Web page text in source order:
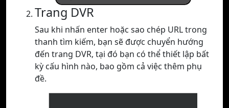
Trang DVR
Sau khi nhấn enter hoặc sao chép URL trong
thanh tìm kiếm, bạn sẽ được chuyển hướng
đến trang DVR, tại đó bạn có thể thiết lập bất
kỳ cấu hình nào, bao gồm cả việc thêm phụ
đề.